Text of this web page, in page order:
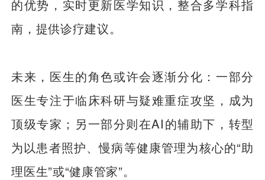
的优势，实时更新医学知识，整合多学科指
南，提供诊疗建议。
未来，医生的角色或许会逐渐分化：一部分
医生专注于临床科研与疑难重症攻坚，成为
顶级专家；另一部分则在AI的辅助下，转型
为以患者照护、慢病等健康管理为核心的“助
理医生”或“健康管家”。